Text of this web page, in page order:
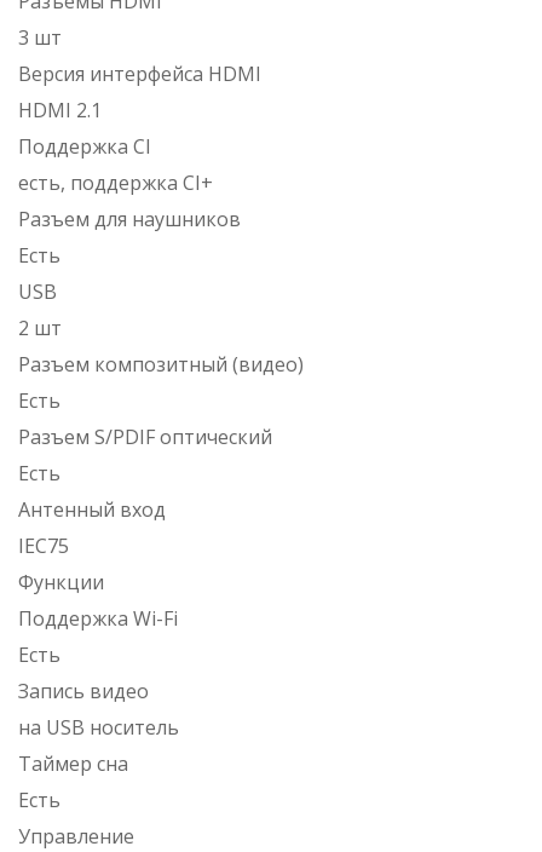
3 шт
Версия интерфейса HDMI
HDMI 2.1
Поддержка CI
есть, поддержка CI+
Разъем для наушников
Есть
USB
2 шт
Разъем композитный (видео)
Есть
Разъем S/PDIF оптический
Есть
Антенный вход
IEC75
Функции
Поддержка Wi-Fi
Есть
Запись видео
на USB носитель
Таймер сна
Есть
Управление